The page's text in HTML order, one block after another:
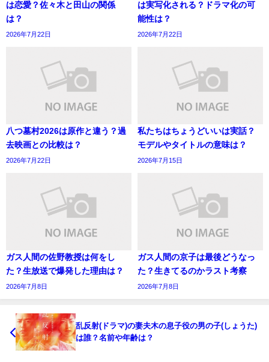
は恋愛？佐々木と田山の関係
は？
2026年7月22日
は実写化される？ドラマ化の可
能性は？
2026年7月22日
八つ墓村2026は原作と違う？過
去映画との比較は？
2026年7月22日
私たちはちょうどいいは実話？
モデルやタイトルの意味は？
2026年7月15日
ガス人間の佐野教授は何をし
た？生放送で爆発した理由は？
2026年7月8日
ガス人間の京子は最後どうなっ
た？生きてるのかラスト考察
2026年7月8日
乱反射(ドラマ)の妻夫木の息子役の男の子(しょうた)
は誰？名前や年齢は？